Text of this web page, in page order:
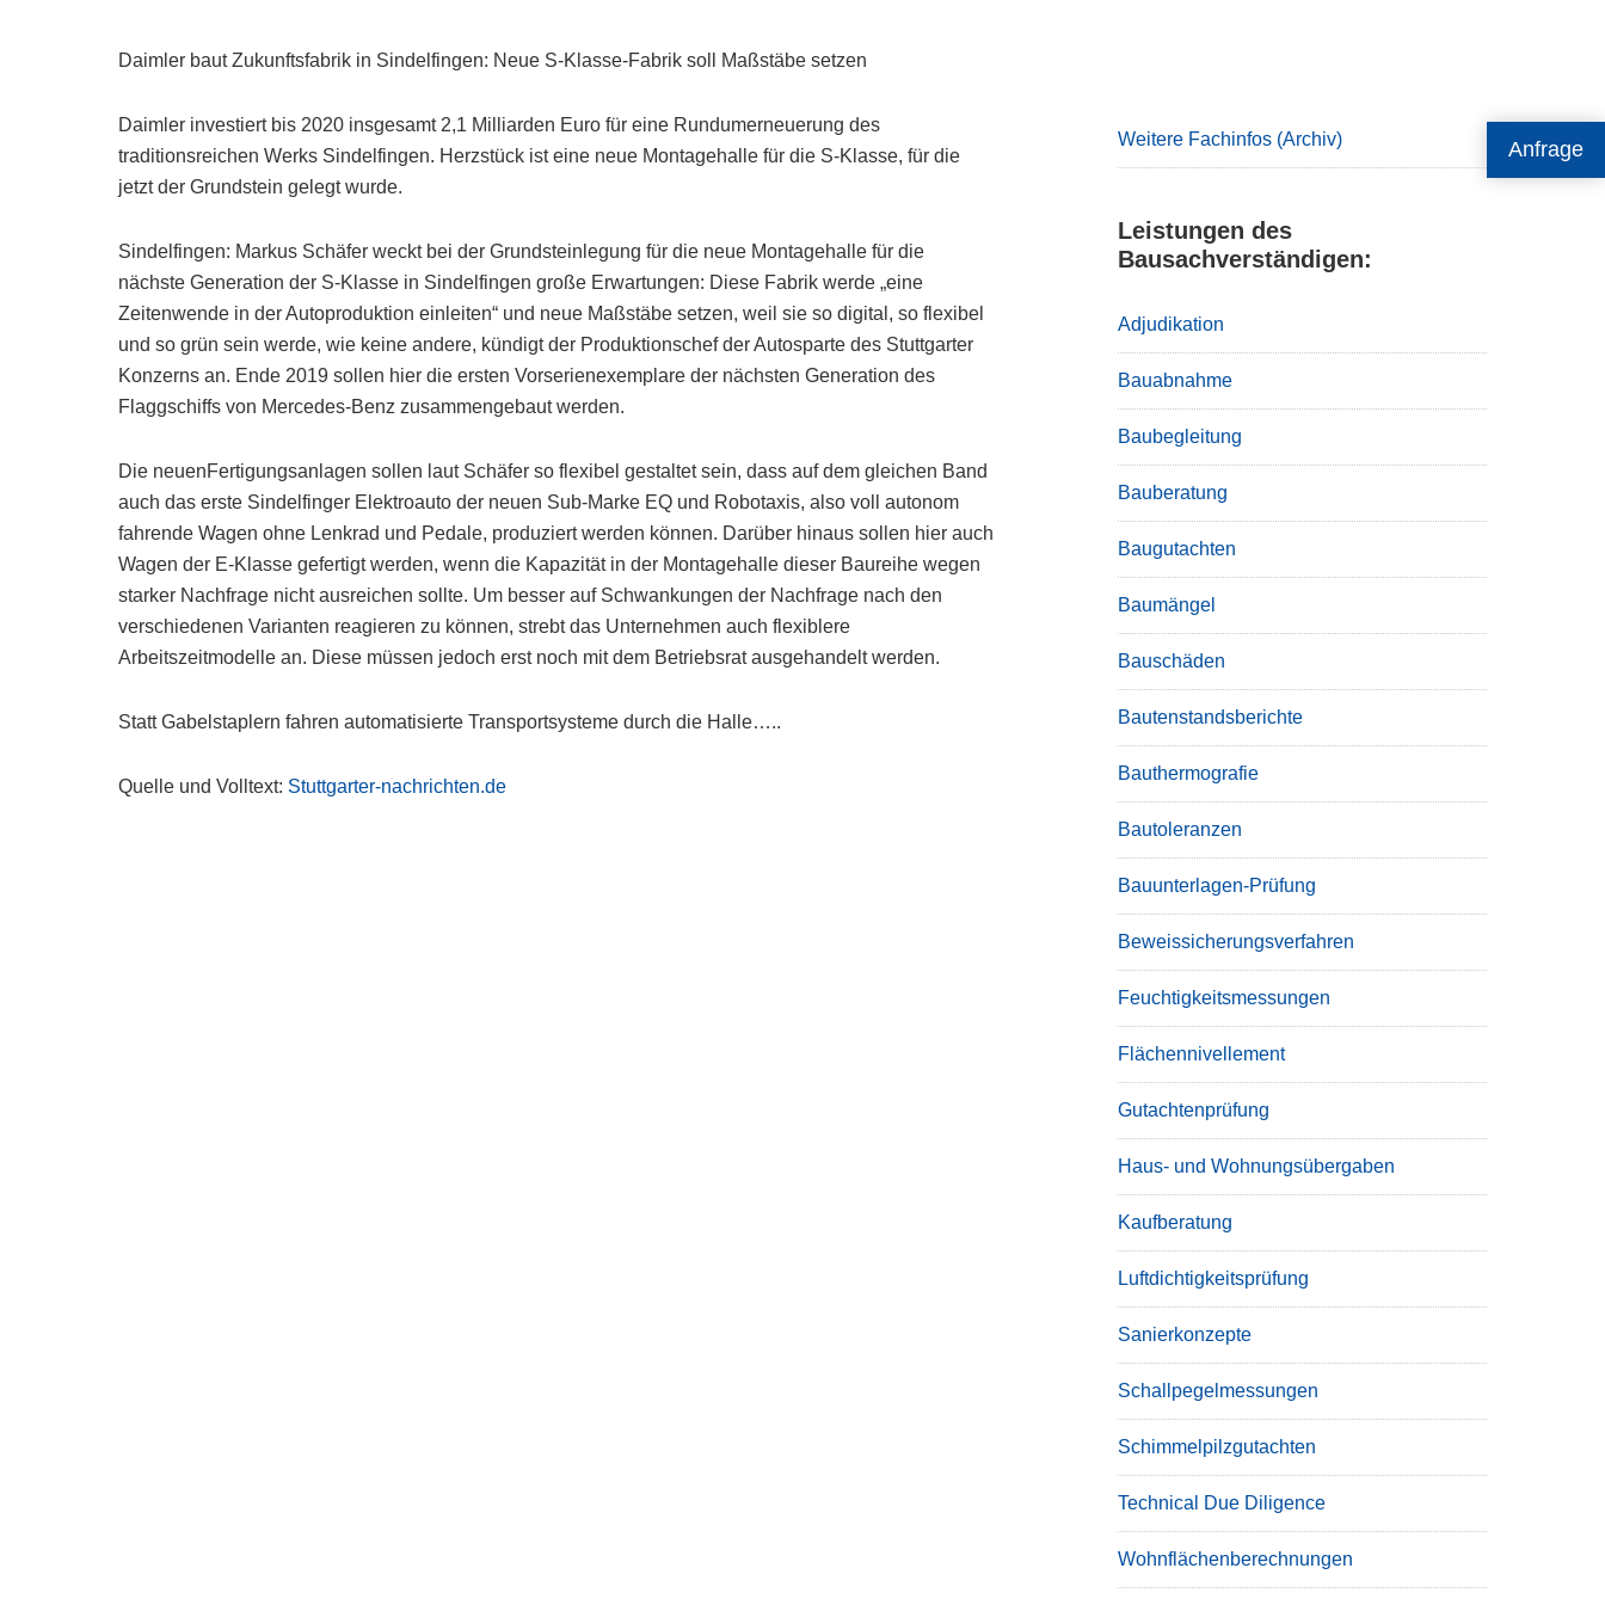
Anfrage
Daimler baut Zukunftsfabrik in Sindelfingen: Neue S-Klasse-Fabrik soll Maßstäbe setzen
Daimler investiert bis 2020 insgesamt 2,1 Milliarden Euro für eine Rundumerneuerung des
traditionsreichen Werks Sindelfingen. Herzstück ist eine neue Montagehalle für die S-Klasse, für die
jetzt der Grundstein gelegt wurde.
Sindelfingen: Markus Schäfer weckt bei der Grundsteinlegung für die neue Montagehalle für die
nächste Generation der S-Klasse in Sindelfingen große Erwartungen: Diese Fabrik werde „eine
Zeitenwende in der Autoproduktion einleiten“ und neue Maßstäbe setzen, weil sie so digital, so flexibel
und so grün sein werde, wie keine andere, kündigt der Produktionschef der Autosparte des Stuttgarter
Konzerns an. Ende 2019 sollen hier die ersten Vorserienexemplare der nächsten Generation des
Flaggschiffs von Mercedes-Benz zusammengebaut werden.
Die neuenFertigungsanlagen sollen laut Schäfer so flexibel gestaltet sein, dass auf dem gleichen Band
auch das erste Sindelfinger Elektroauto der neuen Sub-Marke EQ und Robotaxis, also voll autonom
fahrende Wagen ohne Lenkrad und Pedale, produziert werden können. Darüber hinaus sollen hier auch
Wagen der E-Klasse gefertigt werden, wenn die Kapazität in der Montagehalle dieser Baureihe wegen
starker Nachfrage nicht ausreichen sollte. Um besser auf Schwankungen der Nachfrage nach den
verschiedenen Varianten reagieren zu können, strebt das Unternehmen auch flexiblere
Arbeitszeitmodelle an. Diese müssen jedoch erst noch mit dem Betriebsrat ausgehandelt werden.
Statt Gabelstaplern fahren automatisierte Transportsysteme durch die Halle…..
Quelle und Volltext: Stuttgarter-nachrichten.de
Weitere Fachinfos (Archiv)
Leistungen des
Bausachverständigen:
Adjudikation
Bauabnahme
Baubegleitung
Bauberatung
Baugutachten
Baumängel
Bauschäden
Bautenstandsberichte
Bauthermografie
Bautoleranzen
Bauunterlagen-Prüfung
Beweissicherungsverfahren
Feuchtigkeitsmessungen
Flächennivellement
Gutachtenprüfung
Haus- und Wohnungsübergaben
Kaufberatung
Luftdichtigkeitsprüfung
Sanierkonzepte
Schallpegelmessungen
Schimmelpilzgutachten
Technical Due Diligence
Wohnflächenberechnungen